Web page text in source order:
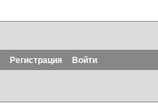
Регистрация Войти